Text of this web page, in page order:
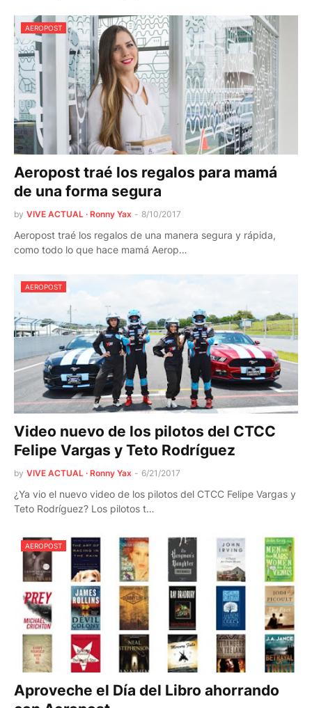
AEROPOST
Aeropost traé los regalos para mamá
de una forma segura
by VIVE ACTUAL · Ronny Yax - 8/10/2017
Aeropost traé los regalos de una manera segura y rápida,
como todo lo que hace mamá Aerop…
AEROPOST
Video nuevo de los pilotos del CTCC
Felipe Vargas y Teto Rodríguez
by VIVE ACTUAL · Ronny Yax - 6/21/2017
¿Ya vio el nuevo video de los pilotos del CTCC Felipe Vargas y
Teto Rodríguez? Los pilotos t…
AEROPOST
Aproveche el Día del Libro ahorrando